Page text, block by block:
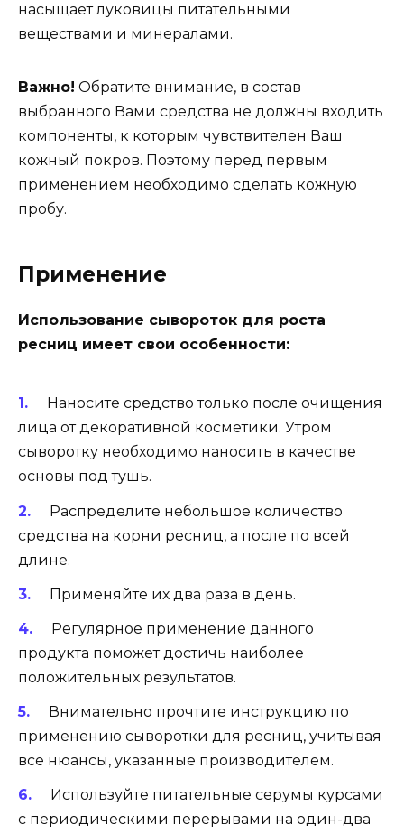
насыщает луковицы питательными
веществами и минералами.
Важно! Обратите внимание, в состав
выбранного Вами средства не должны входить
компоненты, к которым чувствителен Ваш
кожный покров. Поэтому перед первым
применением необходимо сделать кожную
пробу.
Применение
Использование сывороток для роста
ресниц имеет свои особенности:
Наносите средство только после очищения
лица от декоративной косметики. Утром
сыворотку необходимо наносить в качестве
основы под тушь.
Распределите небольшое количество
средства на корни ресниц, а после по всей
длине.
Применяйте их два раза в день.
Регулярное применение данного
продукта поможет достичь наиболее
положительных результатов.
Внимательно прочтите инструкцию по
применению сыворотки для ресниц, учитывая
все нюансы, указанные производителем.
Используйте питательные серумы курсами
с периодическими перерывами на один-два